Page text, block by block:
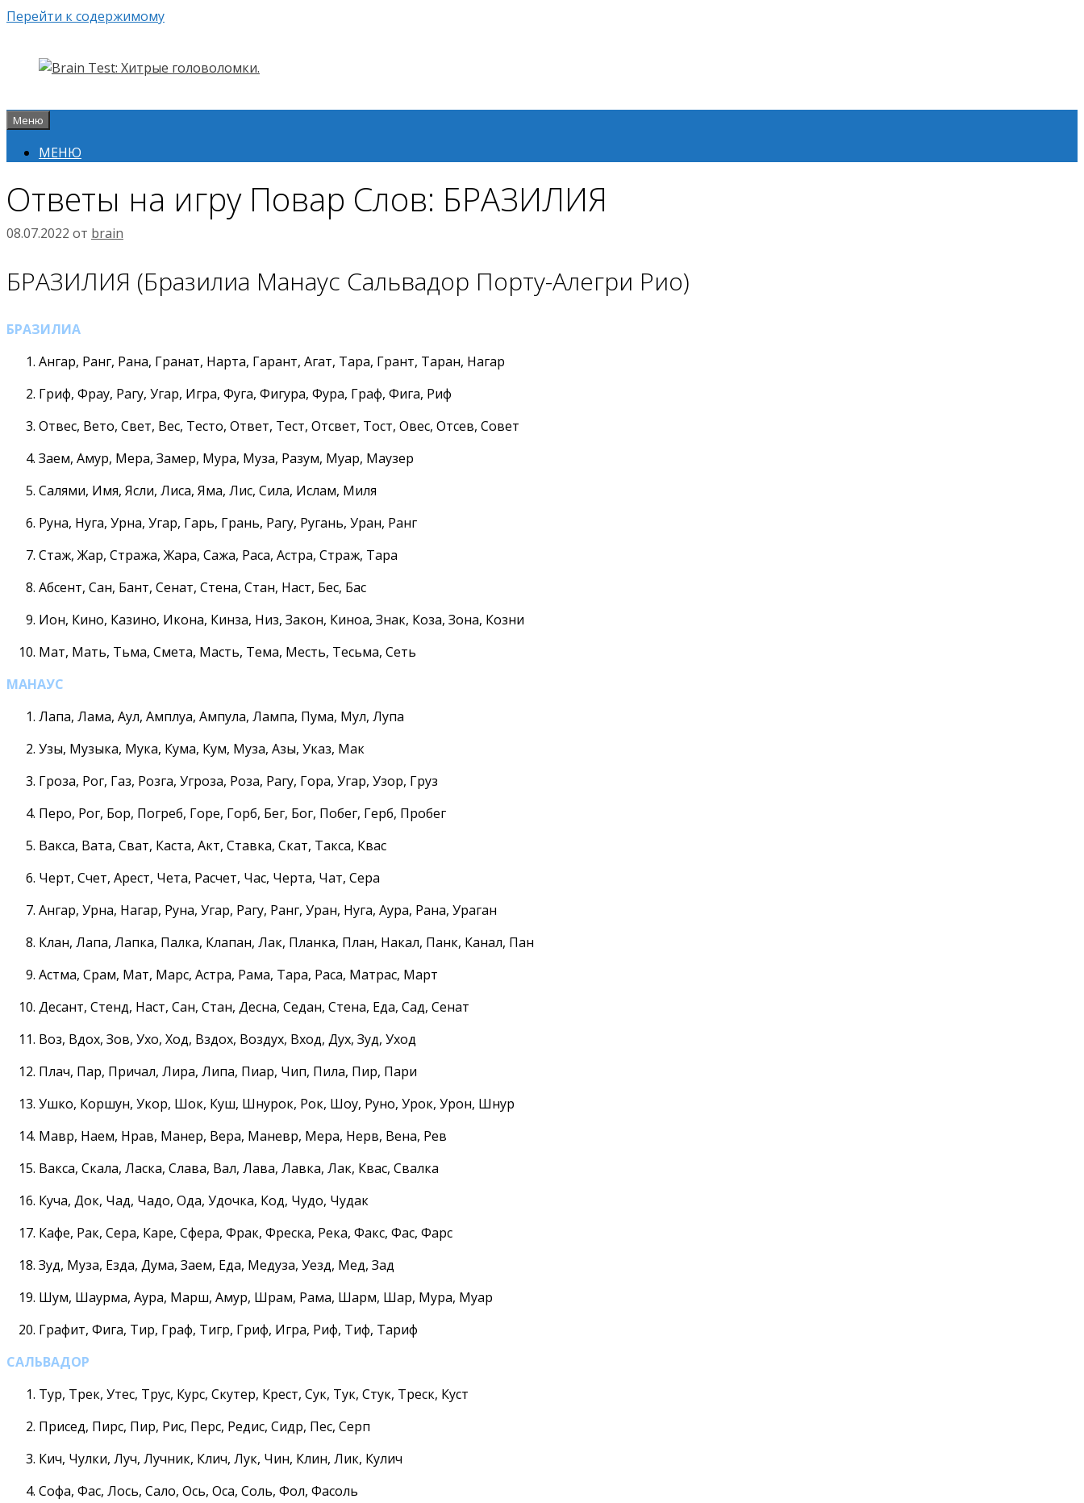
Перейти к содержимому
Меню
МЕНЮ
Ответы на игру Повар Слов: БРАЗИЛИЯ
08.07.2022 от brain
БРАЗИЛИЯ (Бразилиа Манаус Сальвадор Порту-Алегри Рио)
БРАЗИЛИА
Ангар, Ранг, Рана, Гранат, Нарта, Гарант, Агат, Тара, Грант, Таран, Нагар
Гриф, Фрау, Рагу, Угар, Игра, Фуга, Фигура, Фура, Граф, Фига, Риф
Отвес, Вето, Свет, Вес, Тесто, Ответ, Тест, Отсвет, Тост, Овес, Отсев, Совет
Заем, Амур, Мера, Замер, Мура, Муза, Разум, Муар, Маузер
Салями, Имя, Ясли, Лиса, Яма, Лис, Сила, Ислам, Миля
Руна, Нуга, Урна, Угар, Гарь, Грань, Рагу, Ругань, Уран, Ранг
Стаж, Жар, Стража, Жара, Сажа, Раса, Астра, Страж, Тара
Абсент, Сан, Бант, Сенат, Стена, Стан, Наст, Бес, Бас
Ион, Кино, Казино, Икона, Кинза, Низ, Закон, Киноа, Знак, Коза, Зона, Козни
Мат, Мать, Тьма, Смета, Масть, Тема, Месть, Тесьма, Сеть
МАНАУС
Лапа, Лама, Аул, Амплуа, Ампула, Лампа, Пума, Мул, Лупа
Узы, Музыка, Мука, Кума, Кум, Муза, Азы, Указ, Мак
Гроза, Рог, Газ, Розга, Угроза, Роза, Рагу, Гора, Угар, Узор, Груз
Перо, Рог, Бор, Погреб, Горе, Горб, Бег, Бог, Побег, Герб, Пробег
Вакса, Вата, Сват, Каста, Акт, Ставка, Скат, Такса, Квас
Черт, Счет, Арест, Чета, Расчет, Час, Черта, Чат, Сера
Ангар, Урна, Нагар, Руна, Угар, Рагу, Ранг, Уран, Нуга, Аура, Рана, Ураган
Клан, Лапа, Лапка, Палка, Клапан, Лак, Планка, План, Накал, Панк, Канал, Пан
Астма, Срам, Мат, Марс, Астра, Рама, Тара, Раса, Матрас, Март
Десант, Стенд, Наст, Сан, Стан, Десна, Седан, Стена, Еда, Сад, Сенат
Воз, Вдох, Зов, Ухо, Ход, Вздох, Воздух, Вход, Дух, Зуд, Уход
Плач, Пар, Причал, Лира, Липа, Пиар, Чип, Пила, Пир, Пари
Ушко, Коршун, Укор, Шок, Куш, Шнурок, Рок, Шоу, Руно, Урок, Урон, Шнур
Мавр, Наем, Нрав, Манер, Вера, Маневр, Мера, Нерв, Вена, Рев
Вакса, Скала, Ласка, Слава, Вал, Лава, Лавка, Лак, Квас, Свалка
Куча, Док, Чад, Чадо, Ода, Удочка, Код, Чудо, Чудак
Кафе, Рак, Сера, Каре, Сфера, Фрак, Фреска, Река, Факс, Фас, Фарс
Зуд, Муза, Езда, Дума, Заем, Еда, Медуза, Уезд, Мед, Зад
Шум, Шаурма, Аура, Марш, Амур, Шрам, Рама, Шарм, Шар, Мура, Муар
Графит, Фига, Тир, Граф, Тигр, Гриф, Игра, Риф, Тиф, Тариф
САЛЬВАДОР
Тур, Трек, Утес, Трус, Курс, Скутер, Крест, Сук, Тук, Стук, Треск, Куст
Присед, Пирс, Пир, Рис, Перс, Редис, Сидр, Пес, Серп
Кич, Чулки, Луч, Лучник, Клич, Лук, Чин, Клин, Лик, Кулич
Софа, Фас, Лось, Сало, Ось, Оса, Соль, Фол, Фасоль